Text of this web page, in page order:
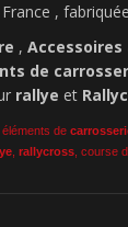
,
, Accessoires
de
rallye et
éléments de
rallycross , course